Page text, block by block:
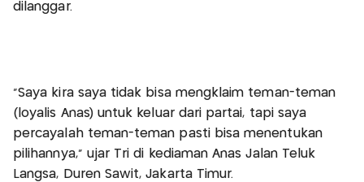
dilanggar.
"Saya kira saya tidak bisa mengklaim teman-teman
(loyalis Anas) untuk keluar dari partai, tapi saya
percayalah teman-teman pasti bisa menentukan
pilihannya," ujar Tri di kediaman Anas Jalan Teluk
Langsa, Duren Sawit, Jakarta Timur.